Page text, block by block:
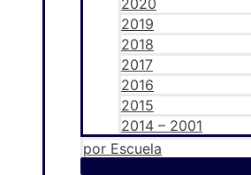
2020
2019
2018
2017
2016
2015
2014 – 2001
por Escuela